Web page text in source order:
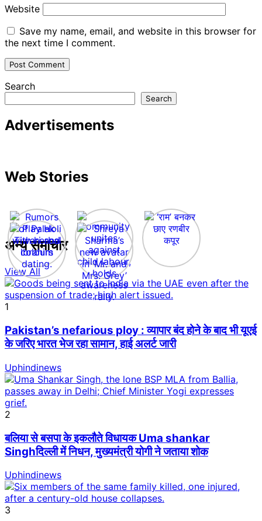
Website
Save my name, email, and website in this browser for
the next time I comment.
Search
Search
Advertisements
Web Stories
अन्य समाचार
View All
1
Pakistan’s nefarious ploy : व्यापार बंद होने के बाद भी यूएई
के जरिए भारत भेज रहा सामान, हाई अलर्ट जारी
Uphindinews
2
बलिया से बसपा के इकलौते विधायक Uma shankar
Singhदिल्ली में निधन, मुख्यमंत्री योगी ने जताया शोक
Uphindinews
3